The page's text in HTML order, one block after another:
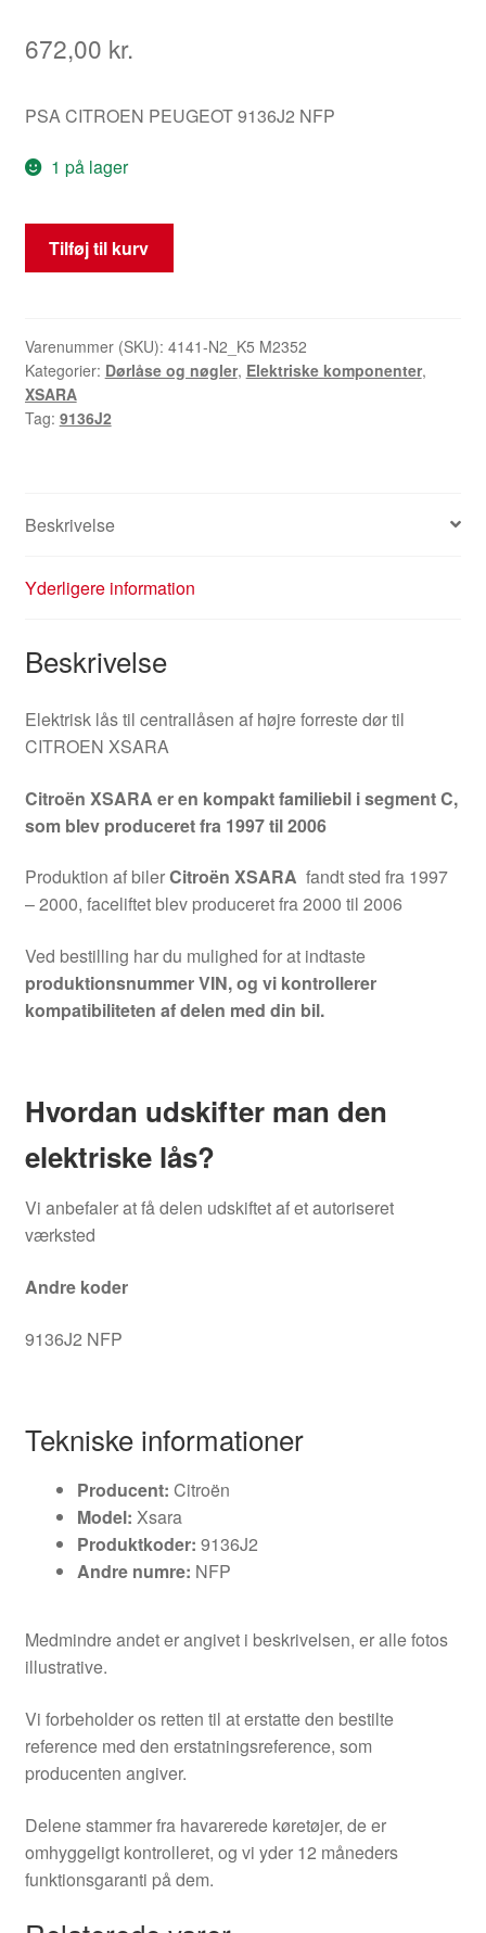
672,00 kr.
PSA CITROEN PEUGEOT 9136J2 NFP
1 på lager
Låsen
dør
passager
Citroën
Xsara
Tilføj til kurv
Varenummer (SKU): 4141-N2_K5 M2352
Kategorier: Dørlåse og nøgler, Elektriske komponenter,
XSARA
Tag: 9136J2
Beskrivelse
Yderligere information
Beskrivelse
Elektrisk lås til centrallåsen af højre forreste dør til
CITROEN XSARA
Citroën XSARA er en kompakt familiebil i segment C,
som blev produceret fra 1997 til 2006
Produktion af bilerCitroën XSARA fandt sted fra 1997
– 2000, faceliftet blev produceret fra 2000 til 2006
Ved bestilling har du mulighed for at indtaste
produktionsnummer VIN, og vi kontrollerer
kompatibiliteten af delen med din bil.
Hvordan udskifter man den
elektriske lås?
Vi anbefaler at få delen udskiftet af et autoriseret
værksted
Andre koder
9136J2 NFP
Tekniske informationer
Producent: Citroën
Model: Xsara
Produktkoder: 9136J2
Andre numre: NFP
Medmindre andet er angivet i beskrivelsen, er alle fotos
illustrative.
Vi forbeholder os retten til at erstatte den bestilte
reference med den erstatningsreference, som
producenten angiver.
Delene stammer fra havarerede køretøjer, de er
omhyggeligt kontrolleret, og vi yder 12 måneders
funktionsgaranti på dem.